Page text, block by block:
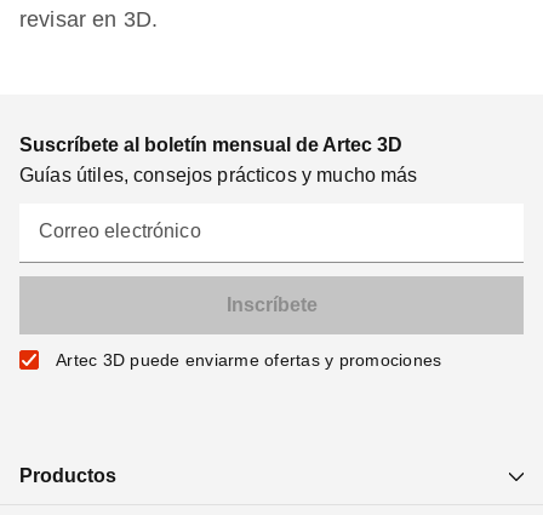
revisar en 3D.
Suscríbete al boletín mensual de Artec 3D
Guías útiles, consejos prácticos y mucho más
Correo electrónico
Artec 3D puede enviarme ofertas y promociones
Productos